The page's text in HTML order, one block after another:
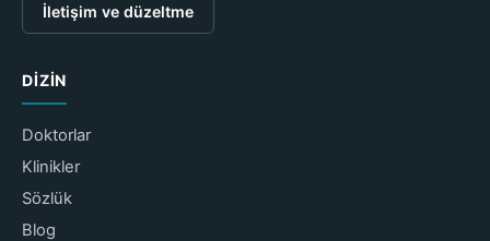
İletişim ve düzeltme
DIZIN
Doktorlar
Klinikler
Sözlük
Blog